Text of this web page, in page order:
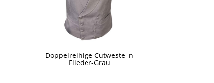
Doppelreihige Cutweste in
Flieder-Grau